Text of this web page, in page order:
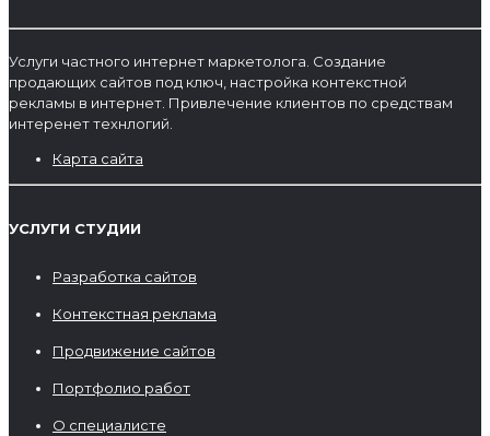
Услуги частного интернет маркетолога. Создание
продающих сайтов под ключ, настройка контекстной
рекламы в интернет. Привлечение клиентов по средствам
интеренет технлогий.
Карта сайта
УСЛУГИ СТУДИИ
Разработка сайтов
Контекстная реклама
Продвижение сайтов
Портфолио работ
О специалисте